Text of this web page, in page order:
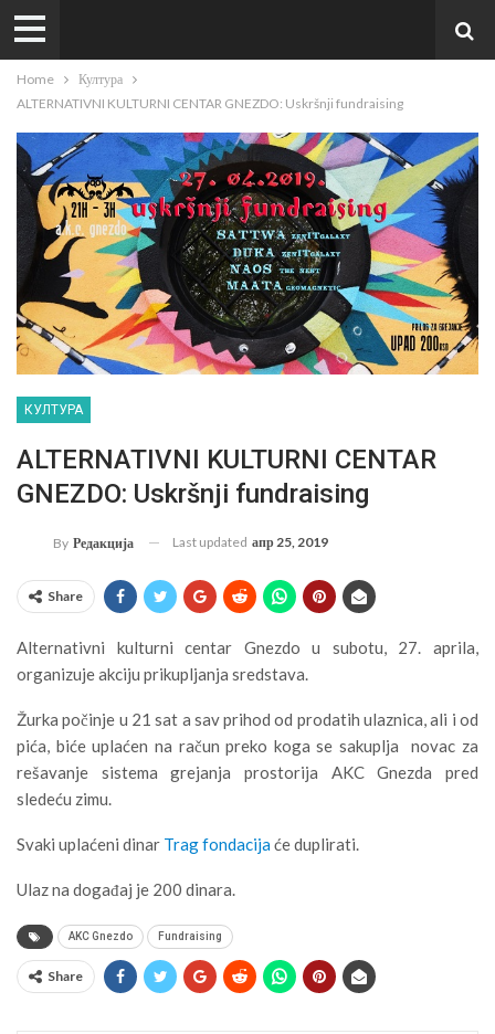
Home
Култура
ALTERNATIVNI KULTURNI CENTAR GNEZDO: Uskršnji fundraising
КУЛТУРА
ALTERNATIVNI KULTURNI CENTAR
GNEZDO: Uskršnji fundraising
By Редакција Last updated апр 25, 2019
Share
Alternativni kulturni centar Gnezdo u subotu, 27. aprila,
organizuje akciju prikupljanja sredstava.
Žurka počinje u 21 sat a sav prihod od prodatih ulaznica, ali i od
pića, biće uplaćen na račun preko koga se sakuplja novac za
rešavanje sistema grejanja prostorija AKC Gnezda pred
sledeću zimu.
Svaki uplaćeni dinar Trag fondacijaće duplirati.
Ulaz na događaj je 200 dinara.
AKC Gnezdo Fundraising
Share